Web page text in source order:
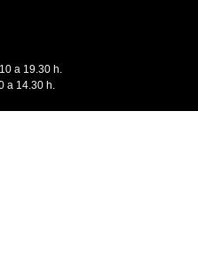
a 19.30 h.
a 14.30 h.